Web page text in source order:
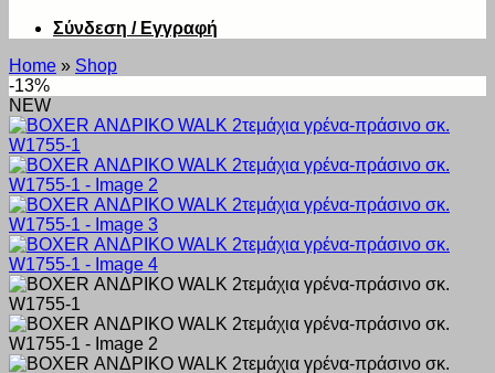
Σύνδεση / Εγγραφή
Home » Shop
-13%
NEW